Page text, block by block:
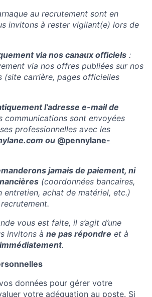
au recrutement sont en
invitons à rester vigilant(e) lors de
via nos canaux officiels :
via nos offres publiées sur nos
carrière, pages officielles
l’adresse e-mail de
communications sont envoyées
professionnelles avec les
ou @pennylane-
jamais de paiement, ni
(coordonnées bancaires,
entretien, achat de matériel, etc.)
vous est faite, il s’agit d’une
invitons à ne pas répondre et à
.
données pour gérer votre
votre adéquation au poste. Si